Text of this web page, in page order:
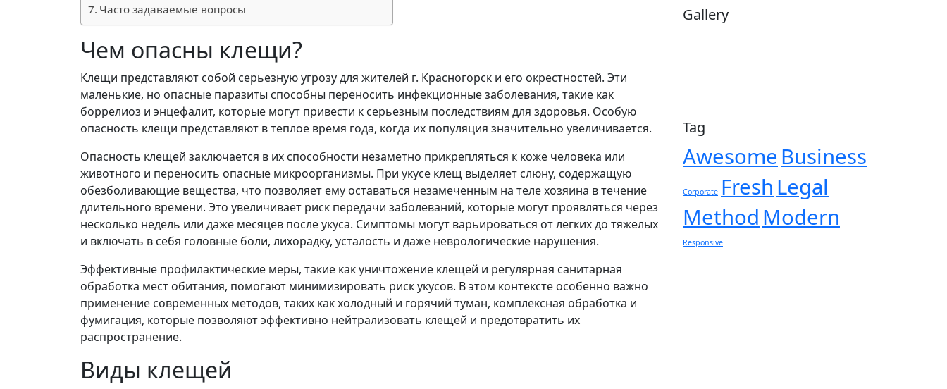
Часто задаваемые вопросы
Чем опасны клещи?
Клещи представляют собой серьезную угрозу для жителей г. Красногорск и его окрестностей. Эти
маленькие, но опасные паразиты способны переносить инфекционные заболевания, такие как
боррелиоз и энцефалит, которые могут привести к серьезным последствиям для здоровья. Особую
опасность клещи представляют в теплое время года, когда их популяция значительно увеличивается.
Опасность клещей заключается в их способности незаметно прикрепляться к коже человека или
животного и переносить опасные микроорганизмы. При укусе клещ выделяет слюну, содержащую
обезболивающие вещества, что позволяет ему оставаться незамеченным на теле хозяина в течение
длительного времени. Это увеличивает риск передачи заболеваний, которые могут проявляться через
несколько недель или даже месяцев после укуса. Симптомы могут варьироваться от легких до тяжелых
и включать в себя головные боли, лихорадку, усталость и даже неврологические нарушения.
Эффективные профилактические меры, такие как уничтожение клещей и регулярная санитарная
обработка мест обитания, помогают минимизировать риск укусов. В этом контексте особенно важно
применение современных методов, таких как холодный и горячий туман, комплексная обработка и
фумигация, которые позволяют эффективно нейтрализовать клещей и предотвратить их
распространение.
Виды клещей
Gallery
Tag
Awesome Business
Corporate Fresh Legal
Method Modern
Responsive